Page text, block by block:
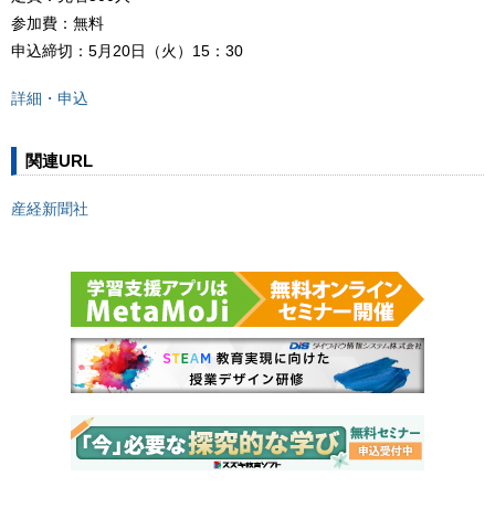
参加費：無料
申込締切：5月20日（火）15：30
詳細・申込
関連URL
産経新聞社